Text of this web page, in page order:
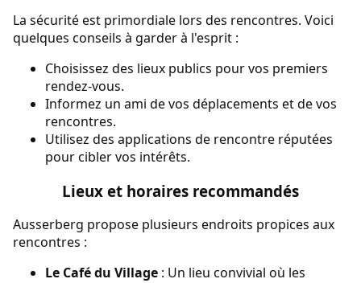
La sécurité est primordiale lors des rencontres. Voici
quelques conseils à garder à l'esprit :
Choisissez des lieux publics pour vos premiers
rendez-vous.
Informez un ami de vos déplacements et de vos
rencontres.
Utilisez des applications de rencontre réputées
pour cibler vos intérêts.
Lieux et horaires recommandés
Ausserberg propose plusieurs endroits propices aux
rencontres :
Le Café du Village : Un lieu convivial où les